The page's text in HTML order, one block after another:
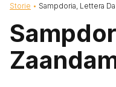
Briciole di
Storie Sampdoria, Lettera